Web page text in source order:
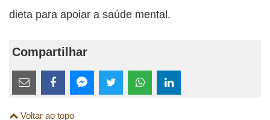
dieta para apoiar a saúde mental.
Compartilhar
Estes
links
sãoVoltar ao topo